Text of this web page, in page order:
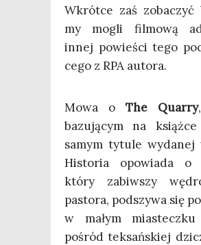
Wkrót­ce zaś
my mogli fil­mo­wą
innej powie­ści tego
ce­go z RPA autora.
Mowa o The Quar­ry
bazu­ją­cym na
samym tytu­le wyda­nej
Histo­ria opo­wia­da o
któ­ry zabiw­szy
pasto­ra, pod­szy­wa się
w małym
pośród tek­sań­skiej